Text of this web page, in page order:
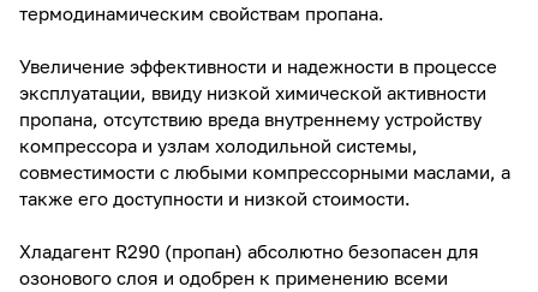
термодинамическим свойствам пропана.
Увеличение эффективности и надежности в процессе
эксплуатации, ввиду низкой химической активности
пропана, отсутствию вреда внутреннему устройству
компрессора и узлам холодильной системы,
совместимости с любыми компрессорными маслами, а
также его доступности и низкой стоимости.
Хладагент R290 (пропан) абсолютно безопасен для
озонового слоя и одобрен к применению всеми